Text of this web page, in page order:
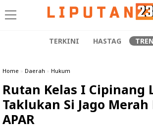
TERKINI HASTAG
Home » Daerah » Hukum
Rutan Kelas I Cipinang
Taklukan Si Jago Merah
APAR